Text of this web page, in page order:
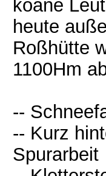
koane
heute
Roßhütte
1100Hm
--
-- Kurz
Spurarbeit